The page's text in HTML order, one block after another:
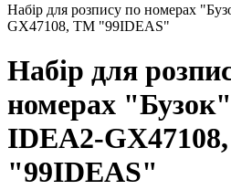
Набір для розпису по номерах
GX47108, ТМ "99IDEAS"
Набір для
номерах
IDEA2-
"99IDEAS"